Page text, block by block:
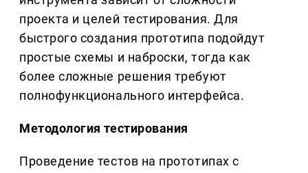
проекта и целей тестирования. Для
быстрого создания прототипа подойдут
простые схемы и наброски, тогда как
более сложные решения требуют
полнофункционального интерфейса.
Методология тестирования
Проведение тестов на прототипах с